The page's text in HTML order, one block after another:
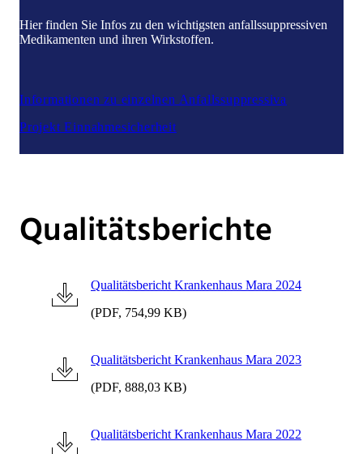
Hier finden Sie Infos zu den wichtigsten anfallssuppressiven
Medikamenten und ihren Wirkstoffen.
Informationen zu einzelnen Anfallssuppressiva
Projekt Einnahmesicherheit
Qualitätsberichte
Qualitätsbericht Krankenhaus Mara 2024
(PDF, 754,99 KB)
Qualitätsbericht Krankenhaus Mara 2023
(PDF, 888,03 KB)
Qualitätsbericht Krankenhaus Mara 2022